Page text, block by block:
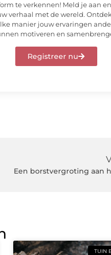
te verkennen! Meld je aan
verhaal met de wereld.
manier jouw ervaringen
motiveren en
Registreer nu
Een borstvergroting aan
TUIN